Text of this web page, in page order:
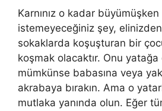
Karnınız o kadar büyümüşken
istemeyeceğiniz şey,
sokaklarda koşuşturan bir
koşmak olacaktır. Onu
mümkünse babasına veya
akrabaya bırakın. Ama o
mutlaka yanında olun. Eğer